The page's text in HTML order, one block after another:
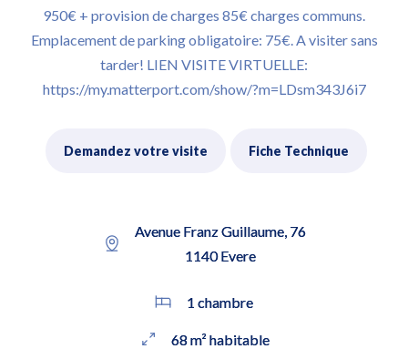
950€ + provision de charges 85€ charges communs.
Emplacement de parking obligatoire: 75€. A visiter sans
tarder! LIEN VISITE VIRTUELLE:
https://my.matterport.com/show/?m=LDsm343J6i7
Demandez votre visite Fiche Technique
Avenue Franz Guillaume, 76
1140 Evere
1 chambre
68 m² habitable